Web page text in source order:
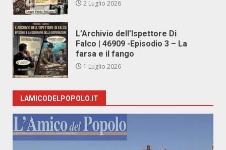
2 Luglio 2026
L’Archivio dell’Ispettore Di
Falco | 46909 -Episodio 3 – La
farsa e il fango
1 Luglio 2026
LAMICODELPOPOLO.IT